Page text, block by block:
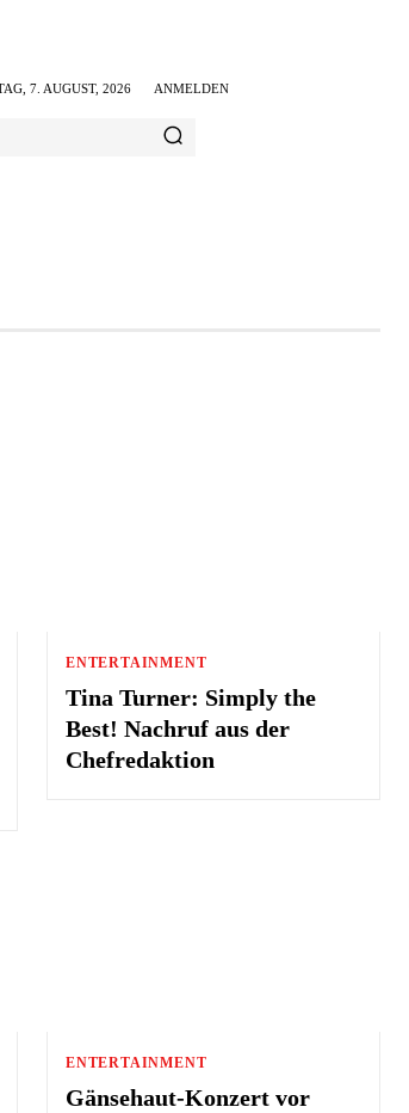
7. AUGUST, 2026 ANMELDEN
ENTERTAINMENT
Tina Turner: Simply the
Best! Nachruf aus der
Chefredaktion
ENTERTAINMENT
Gänsehaut-Konzert vor